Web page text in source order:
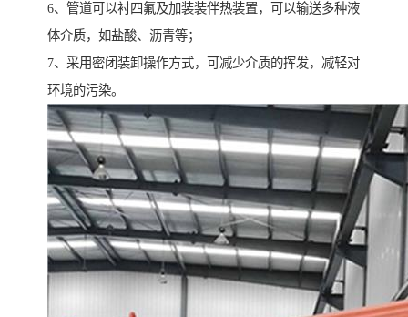
6、管道可以衬四氟及加装装伴热装置，可以输送多种液
体介质，如盐酸、沥青等；
7、采用密闭装卸操作方式，可减少介质的挥发，减轻对
环境的污染。